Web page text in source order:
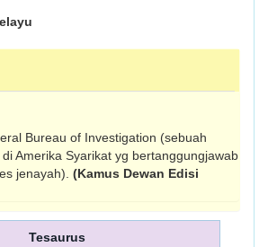
Bureau of Investigation (sebuah
Amerika Syarikat yg bertanggungjawab
jenayah). (Kamus Dewan Edisi
Tesaurus